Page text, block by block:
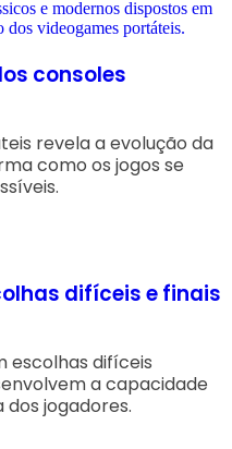
consoles
revela a evolução da
como os jogos se
difíceis e finais
escolhas difíceis
a capacidade
jogadores.